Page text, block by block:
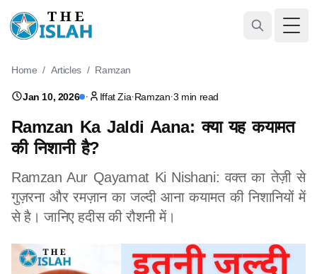
Home / Articles / Ramzan
Jan 10, 2026 · Iffat Zia·Ramzan·3 min read
Ramzan Ka Jaldi Aana: क्या यह कयामत
की निशानी है?
Ramzan Aur Qayamat Ki Nishani: वक्त का तेज़ी से
गुज़रना और रमज़ान का जल्दी आना कयामत की निशानियों में
से है। जानिए हदीस की रौशनी में।